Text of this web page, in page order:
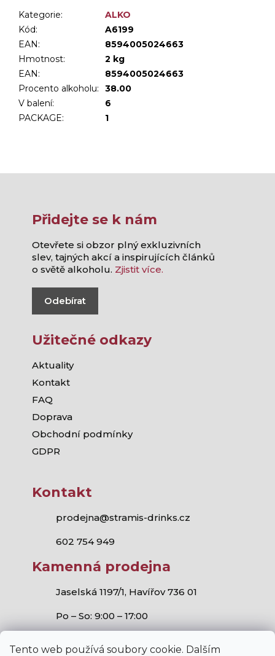
Tento web používá soubory cookie. Dalším
Kategorie:
ALKO
Kód:
A6199
EAN:
8594005024663
Hmotnost:
2 kg
EAN :
8594005024663
Procento alkoholu:
38.00
V balení:
6
PACKAGE: 1
Přidejte se k nám
Otevřete si obzor plný exkluzivních
slev, tajných akcí a inspirujících článků
o světě alkoholu. Zjistit více.
Odebírat
Užitečné odkazy
Aktuality
Kontakt
FAQ
Doprava
Obchodní podmínky
GDPR
Kontakt
prodejna@stramis-drinks.cz
602 754 949
Kamenná prodejna
Jaselská 1197/1, Havířov 736 01
Po – So: 9:00 – 17:00